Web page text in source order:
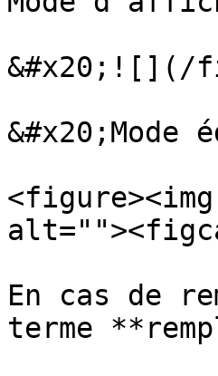
&#x20;![](/
&#x20;Mode
En cas de
terme